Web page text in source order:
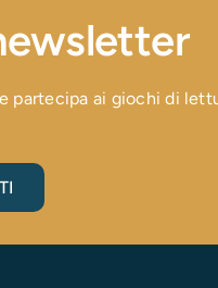
partecipa ai giochi di